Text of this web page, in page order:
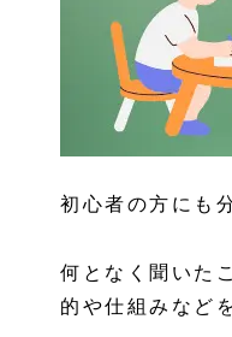
初心者の方にも
何となく聞いた
的や仕組みなど